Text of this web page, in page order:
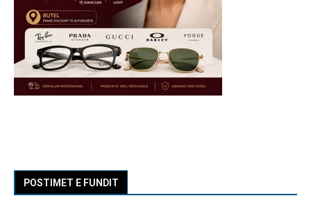
POSTIMET E FUNDIT